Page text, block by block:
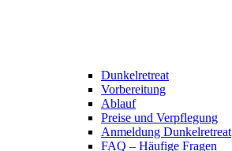
Dunkelretreat
Vorbereitung
Ablauf
Preise und Verpflegung
Anmeldung Dunkelretreat
FAQ – Häufige Fragen